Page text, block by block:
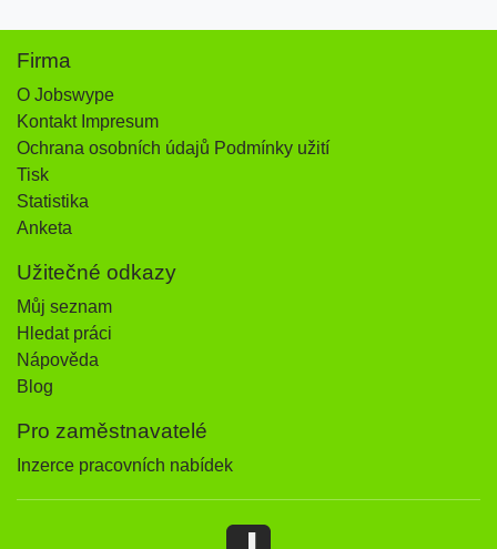
Firma
O Jobswype
Kontakt Impresum
Ochrana osobních údajů Podmínky užití
Tisk
Statistika
Anketa
Užitečné odkazy
Můj seznam
Hledat práci
Nápověda
Blog
Pro zaměstnavatelé
Inzerce pracovních nabídek